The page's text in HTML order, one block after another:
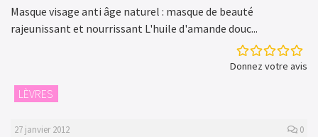
Masque visage anti âge naturel : masque de beauté
rajeunissant et nourrissant L'huile d'amande douc...
Donnez votre avis
LÈVRES
27 janvier 2012 0